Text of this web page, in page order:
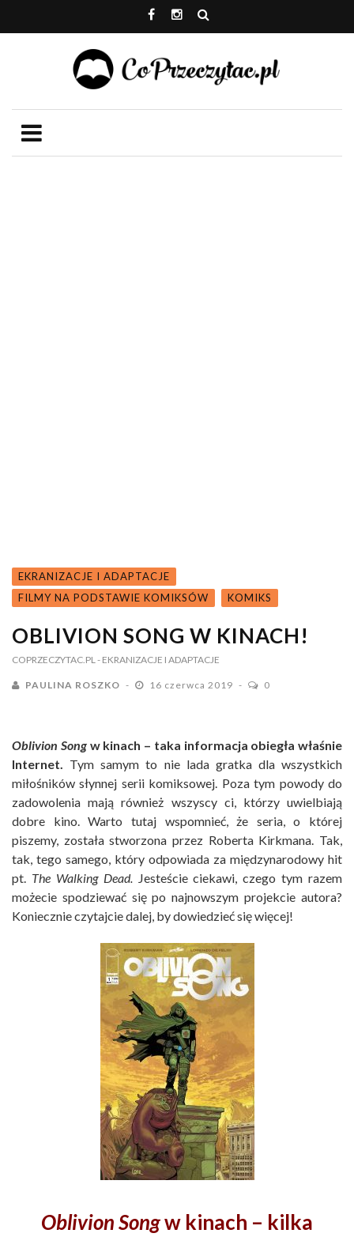
EKRANIZACJE I ADAPTACJE
FILMY NA PODSTAWIE KOMIKSÓW
KOMIKS
OBLIVION SONG W KINACH!
COPRZECZYTAC.PL - EKRANIZACJE I ADAPTACJE
PAULINA ROSZKO 16 czerwca 2019 0
Oblivion Songw kinach – taka informacja obiegła właśnie
Internet. Tym samym to nie lada gratka dla wszystkich
miłośników słynnej serii komiksowej. Poza tym powody do
zadowolenia mają również wszyscy ci, którzy uwielbiają
dobre kino. Warto tutaj wspomnieć, że seria, o której
piszemy, została stworzona przez Roberta Kirkmana. Tak,
tak, tego samego, który odpowiada za międzynarodowy hit
pt. The Walking Dead. Jesteście ciekawi, czego tym razem
możecie spodziewać się po najnowszym projekcie autora?
Koniecznie czytajcie dalej, by dowiedzieć się więcej!
Oblivion Songw kinach – kilka